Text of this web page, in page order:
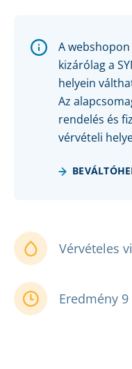
A
kizárólag a
helyein
Az
rendelés és
vérvételi
Vérvételes
Eredmény